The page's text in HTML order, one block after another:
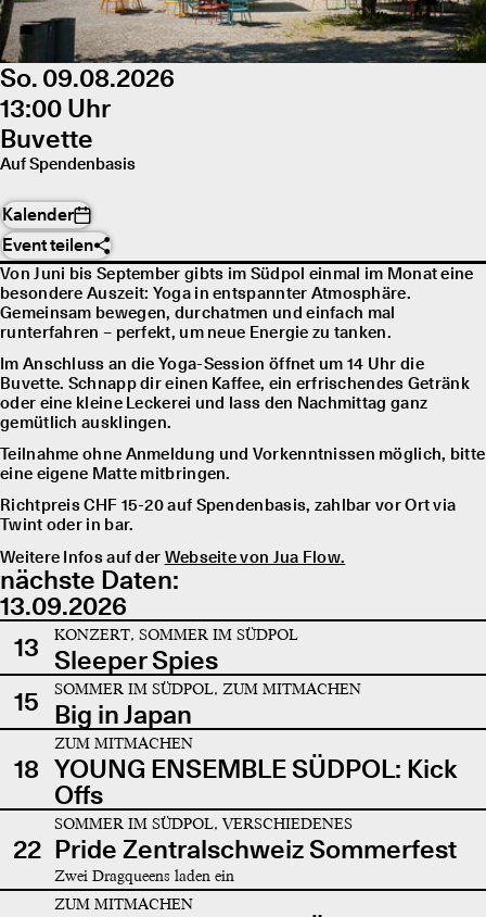
So. 09.08.2026
13:00 Uhr
Buvette
Auf Spendenbasis
Kalender
Event teilen
Von Juni bis September gibts im Südpol einmal im Monat eine
besondere Auszeit: Yoga in entspannter Atmosphäre.
Gemeinsam bewegen, durchatmen und einfach mal
runterfahren – perfekt, um neue Energie zu tanken.
Im Anschluss an die Yoga-Session öffnet um 14 Uhr die
Buvette. Schnapp dir einen Kaffee, ein erfrischendes Getränk
oder eine kleine Leckerei und lass den Nachmittag ganz
gemütlich ausklingen.
Teilnahme ohne Anmeldung und Vorkenntnissen möglich, bitte
eine eigene Matte mitbringen.
Richtpreis CHF 15-20 auf Spendenbasis, zahlbar vor Ort via
Twint oder in bar.
Weitere Infos auf der Webseite von Jua Flow.
nächste Daten:
13.09.2026
13
KONZERT, SOMMER IM SÜDPOL
Sleeper Spies
15
SOMMER IM SÜDPOL, ZUM MITMACHEN
Big in Japan
18
ZUM MITMACHEN
YOUNG ENSEMBLE SÜDPOL: Kick
Offs
22
SOMMER IM SÜDPOL, VERSCHIEDENES
Pride Zentralschweiz Sommerfest
Zwei Dragqueens laden ein
ZUM MITMACHEN